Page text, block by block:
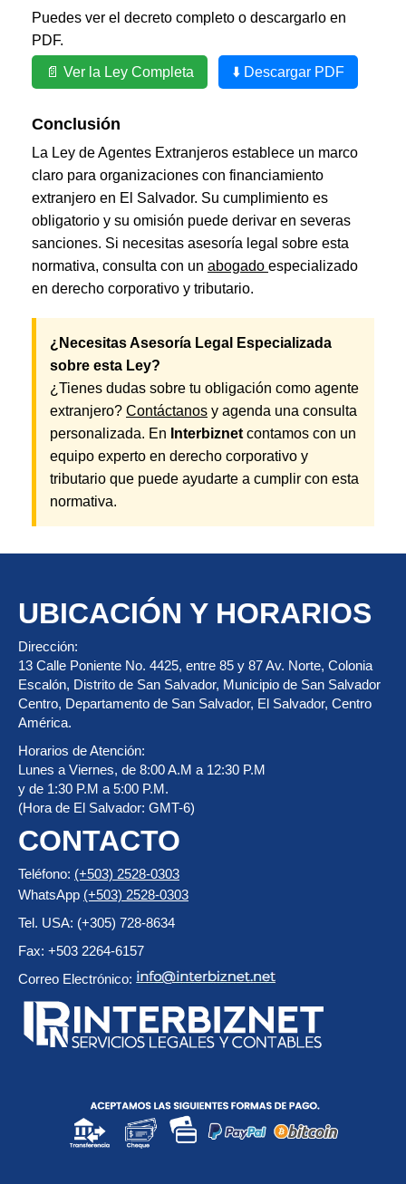
Puedes ver el decreto completo o descargarlo en
PDF.
📄 Ver la Ley Completa ⬇️ Descargar PDF
Conclusión
La Ley de Agentes Extranjeros establece un marco
claro para organizaciones con financiamiento
extranjero en El Salvador. Su cumplimiento es
obligatorio y su omisión puede derivar en severas
sanciones. Si necesitas asesoría legal sobre esta
normativa, consulta con un abogado especializado
en derecho corporativo y tributario.
¿Necesitas Asesoría Legal Especializada
sobre esta Ley?
¿Tienes dudas sobre tu obligación como agente
extranjero? Contáctanos y agenda una consulta
personalizada. En Interbiznet contamos con un
equipo experto en derecho corporativo y
tributario que puede ayudarte a cumplir con esta
normativa.
UBICACIÓN Y HORARIOS
Dirección:
13 Calle Poniente No. 4425, entre 85 y 87 Av. Norte, Colonia
Escalón, Distrito de San Salvador, Municipio de San Salvador
Centro, Departamento de San Salvador, El Salvador, Centro
América.
Horarios de Atención:
Lunes a Viernes, de 8:00 A.M a 12:30 P.M
y de 1:30 P.M a 5:00 P.M.
(Hora de El Salvador: GMT-6)
CONTACTO
Teléfono: (+503) 2528-0303
WhatsApp (+503) 2528-0303
Tel. USA: (+305) 728-8634
Fax: +503 2264-6157
Correo Electrónico: